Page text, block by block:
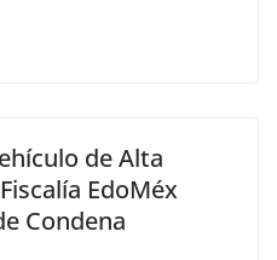
de Alta
EdoMéx
Condena